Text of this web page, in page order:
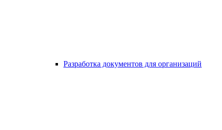
Разработка документов для организаций